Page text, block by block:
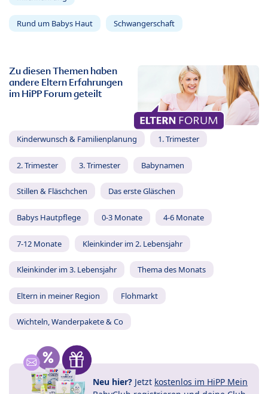
Rund um Babys Haut Schwangerschaft
Zu diesen Themen haben
andere Eltern Erfahrungen
im HiPP Forum geteilt
Kinderwunsch & Familienplanung 1. Trimester
2. Trimester 3. Trimester Babynamen
Stillen & Fläschchen Das erste Gläschen
Babys Hautpflege 0-3 Monate 4-6 Monate
7-12 Monate Kleinkinder im 2. Lebensjahr
Kleinkinder im 3. Lebensjahr Thema des Monats
Eltern in meiner Region Flohmarkt
Wichteln, Wanderpakete & Co
Neu hier? Jetzt kostenlos im HiPP Mein